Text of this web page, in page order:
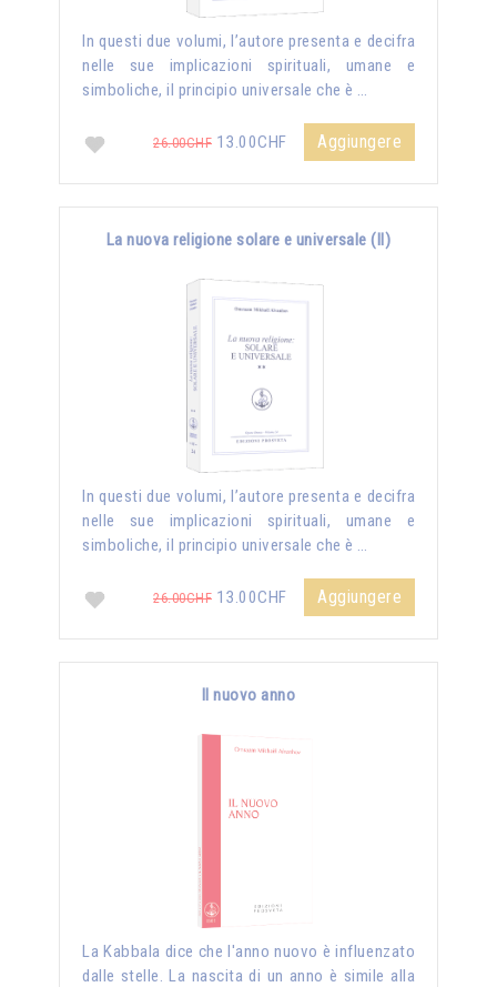
In questi due volumi, l’autore presenta e decifra
nelle sue implicazioni spirituali, umane e
simboliche, il principio universale che è …
26.00CHF 13.00CHF Aggiungere
La nuova religione solare e universale (II)
In questi due volumi, l’autore presenta e decifra
nelle sue implicazioni spirituali, umane e
simboliche, il principio universale che è …
26.00CHF 13.00CHF Aggiungere
Il nuovo anno
La Kabbala dice che l'anno nuovo è influenzato
dalle stelle. La nascita di un anno è simile alla